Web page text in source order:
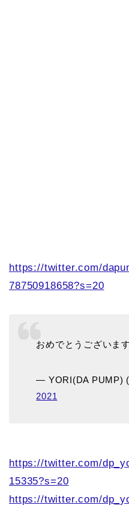
https://twitter.com/
78750918658?s=20
おめでとうございます
— YORI(DA PUMP)
2021
https://twitter.com/
15335?s=20
https://twitter.com/